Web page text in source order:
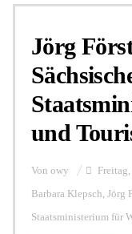
Jörg
und
Von owy
Barbara Klepsch, Jörg
Staatsministerium für